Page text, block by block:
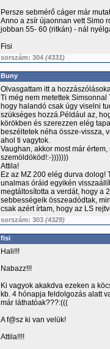
Persze sebmérő cáger már
Anno a zsír újaonnan vett Simo
jobban 55- 60 (ritkán) - nál
Fisi
sorszám: 304 (4331)
Buny
Olvasgattam itt a
Ti még nem metettek
hogy halandó csak úgy viselni
szükséges hozzá.Például az,
körökben és szerezzen elég
beszéltetek néha össze-vissza,
ahol ti vagytok.
Vaughan, akkor most már
szemöldököd!:-)))))))
Attila!
Ez az MZ 200 elég durva dolog!
unalmas óráid egyikén
megtáltosította a verdát, hogy a
sebbességeik összeadódtak,
csak azért írtam, hogy az LS
sorszám: 303 (4329)
fisi
Hali!!!
Nabazz!!!
Ki vagyok akakdva ezeken a
kb. 4 hónapja feldolgozás alatt
már láthatóak???:(((
A f@sz ki van velük!
Attila!!!!